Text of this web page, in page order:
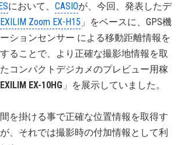
において、 CASIOが、今回、発表したデ
EXILIM Zoom EX-H15 」をベースに、GPS機
ションセンサー による移動距離情報を
ることで、より正確な撮影地情報を取
コンパクトデジカメのプレビュー用稼
EXILIM EX-10HG 」を展示していました。
を掛ける事で正確な位置情報を取得す
、それでは撮影時の付加情報として利